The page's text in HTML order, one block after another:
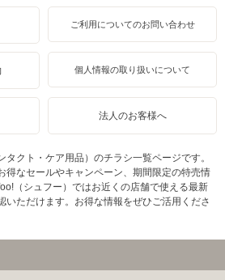
ご利用についてのお問い合わせ
個人情報の取り扱いについて
法人のお客様へ
クト・ケア用品）のチラシ一覧ページです。
得なセールやキャンペーン、期間限定の特売情
（シュフー）ではお近くの店舗で使える最新
いただけます。お得な情報をぜひご活用くださ